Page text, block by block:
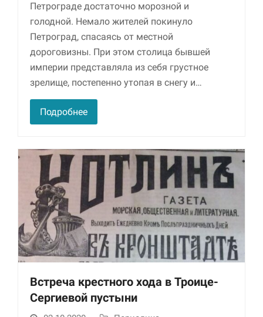
Петрограде достаточно морозной и
голодной. Немало жителей покинуло
Петроград, спасаясь от местной
дороговизны. При этом столица бывшей
империи представляла из себя грустное
зрелище, постепенно утопая в снегу и…
Подробнее
Встреча крестного хода в Троице-
Сергиевой пустыни